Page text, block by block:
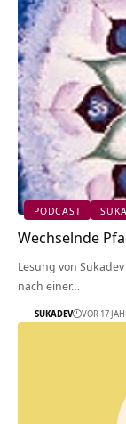
PODCAST
Wechselnde
Lesung von
nach einer…
SUKADEV VOR 17